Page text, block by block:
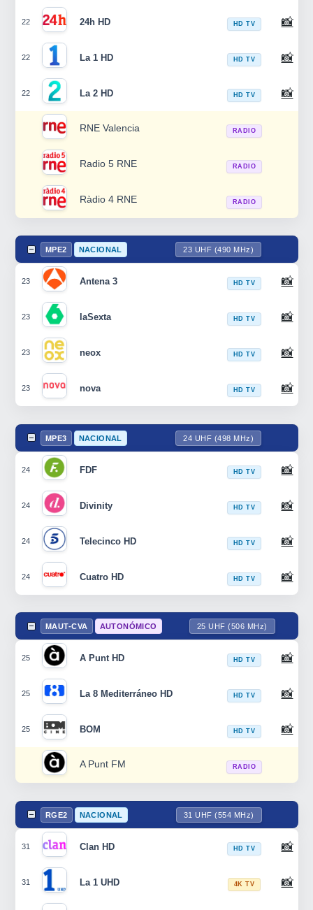
22 24h HD HD TV 📸
22 La 1 HD HD TV 📸
22 La 2 HD HD TV 📸
RNE Valencia RADIO
Radio 5 RNE RADIO
Ràdio 4 RNE RADIO
MPE2 NACIONAL 23 UHF (490 MHz)
23 Antena 3 HD TV 📸
23 laSexta HD TV 📸
23 neox HD TV 📸
23 nova HD TV 📸
MPE3 NACIONAL 24 UHF (498 MHz)
24 FDF HD TV 📸
24 Divinity HD TV 📸
24 Telecinco HD HD TV 📸
24 Cuatro HD HD TV 📸
MAUT-CVA AUTONÓMICO 25 UHF (506 MHz)
25 A Punt HD HD TV 📸
25 La 8 Mediterráneo HD HD TV 📸
25 BOM HD TV 📸
A Punt FM RADIO
RGE2 NACIONAL 31 UHF (554 MHz)
31 Clan HD HD TV 📸
31 La 1 UHD 4K TV 📸